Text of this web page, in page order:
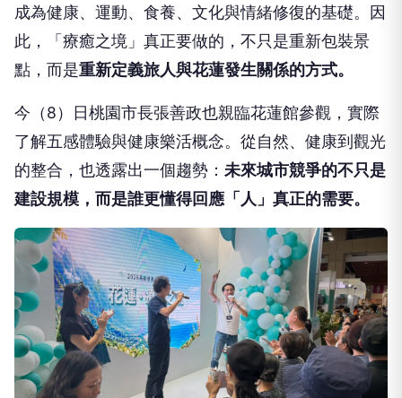
成為健康、運動、食養、文化與情緒修復的基礎。因
此，「療癒之境」真正要做的，不只是重新包裝景
點，而是重新定義旅人與花蓮發生關係的方式。
今（8）日桃園市長張善政也親臨花蓮館參觀，實際
了解五感體驗與健康樂活概念。從自然、健康到觀光
的整合，也透露出一個趨勢： 未來城市競爭的不只是
建設規模，而是誰更懂得回應「人」真正的需要。